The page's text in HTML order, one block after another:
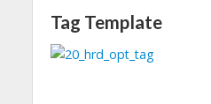
Tag Template